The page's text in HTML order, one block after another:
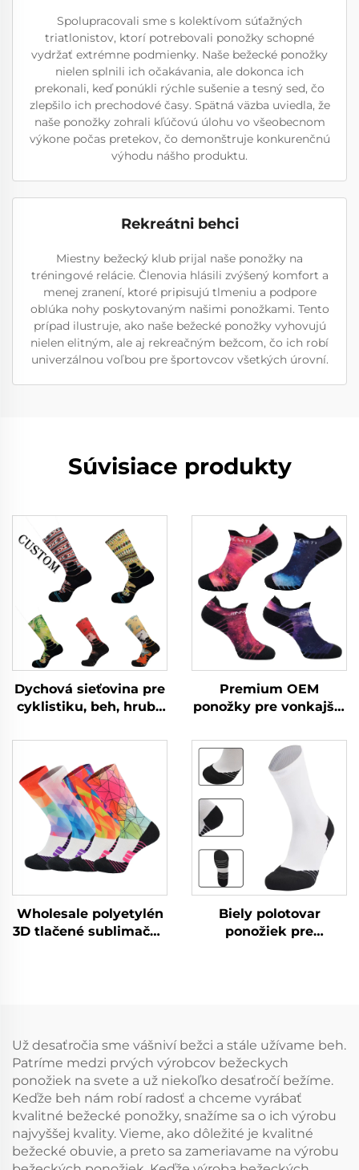
Spolupracovali sme s kolektívom súťažných
triatlonistov, ktorí potrebovali ponožky schopné
vydržať extrémne podmienky. Naše bežecké ponožky
nielen splnili ich očakávania, ale dokonca ich
prekonali, keď ponúkli rýchle sušenie a tesný sed, čo
zlepšilo ich prechodové časy. Spätná väzba uviedla, že
naše ponožky zohrali kľúčovú úlohu vo všeobecnom
výkone počas pretekov, čo demonštruje konkurenčnú
výhodu nášho produktu.
Rekreátni behci
Miestny bežecký klub prijal naše ponožky na
tréningové relácie. Členovia hlásili zvýšený komfort a
menej zranení, ktoré pripisujú tlmeniu a podpore
oblúka nohy poskytovaným našimi ponožkami. Tento
prípad ilustruje, ako naše bežecké ponožky vyhovujú
nielen elitným, ale aj rekreačným bežcom, čo ich robí
univerzálnou voľbou pre športovcov všetkých úrovní.
Súvisiace produkty
Dychová sieťovina pre
cyklistiku, beh, hrubé
ponožky s uterákom,
športové ponožky na
mieru
Premium OEM
ponožky pre vonkajšie
pre výrobu vlastných
krátkych pletených
športových ponožiek
Wholesale polyetylén
3D tlačené sublimačné
Biely polotovar
ponožiek pre
Už desaťročia sme vášniví bežci a stále užívame beh.
Patríme medzi prvých výrobcov bežeckych
ponožiek na svete a už niekoľko desaťročí bežíme.
Keďže beh nám robí radosť a chceme vyrábať
kvalitné bežecké ponožky, snažíme sa o ich výrobu
najvyššej kvality. Vieme, ako dôležité je kvalitné
bežecké obuvie, a preto sa zameriavame na výrobu